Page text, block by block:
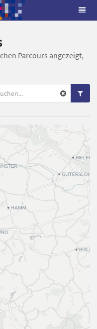
Parcours angezeigt,